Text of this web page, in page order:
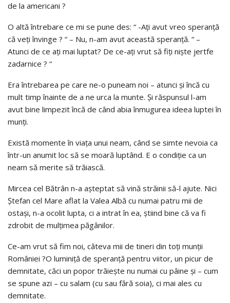
de la americani ?
O altă întrebare ce mi se pune des: “ -Aţi avut vreo speranţă
că veţi învinge ? “ – Nu, n-am avut această speranţă. “ –
Atunci de ce aţi mai luptat? De ce-aţi vrut să fiţi nişte jertfe
zadarnice ? “
Era întrebarea pe care ne-o puneam noi – atunci şi încă cu
mult timp înainte de a ne urca la munte. Şi răspunsul l-am
avut bine limpezit încă de când abia înmugurea ideea luptei în
munţi.
Există momente în viaţa unui neam, când se simte nevoia ca
într-un anumit loc să se moară luptând. E o condiţie ca un
neam să merite să trăiască.
Mircea cel Bătrân n-a aşteptat să vină străinii să-l ajute. Nici
Ştefan cel Mare aflat la Valea Albă cu numai patru mii de
ostaşi, n-a ocolit lupta, ci a intrat în ea, ştiind bine că va fi
zdrobit de mulţimea păgânilor.
Ce-am vrut să fim noi, câteva mii de tineri din toţi munţii
României ?O luminiţă de speranţă pentru viitor, un picur de
demnitate, căci un popor trăieşte nu numai cu pâine şi – cum
se spune azi – cu salam (cu sau fără soia), ci mai ales cu
demnitate.